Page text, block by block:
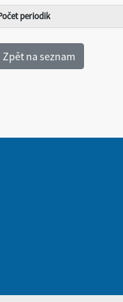
periodik